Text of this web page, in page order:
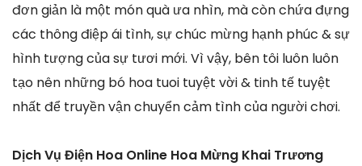
đơn giản là một món quà ưa nhìn, mà còn chứa đựng
các thông điệp ái tình, sự chúc mừng hạnh phúc & sự
hình tượng của sự tươi mới. Vì vậy, bên tôi luôn luôn
tạo nên những bó hoa tuoi tuyệt vời & tinh tế tuyệt
nhất để truyền vận chuyển cảm tình của người chơi.
Dịch Vụ Điện Hoa Online Hoa Mừng Khai Trương